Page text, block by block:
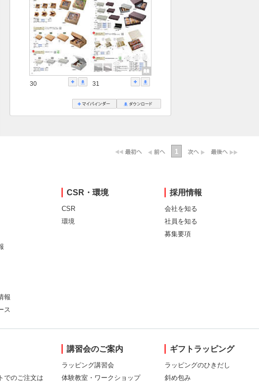
30 31
1
報
ス
CSR・環境
CSR
環境
採用情報
会社を知る
社員を知る
募集要項
でのご注文は
講習会のご案内
ラッピング講習会
体験教室・ワークショップ
ギフトラッピング
ラッピングのひきだし
斜め包み